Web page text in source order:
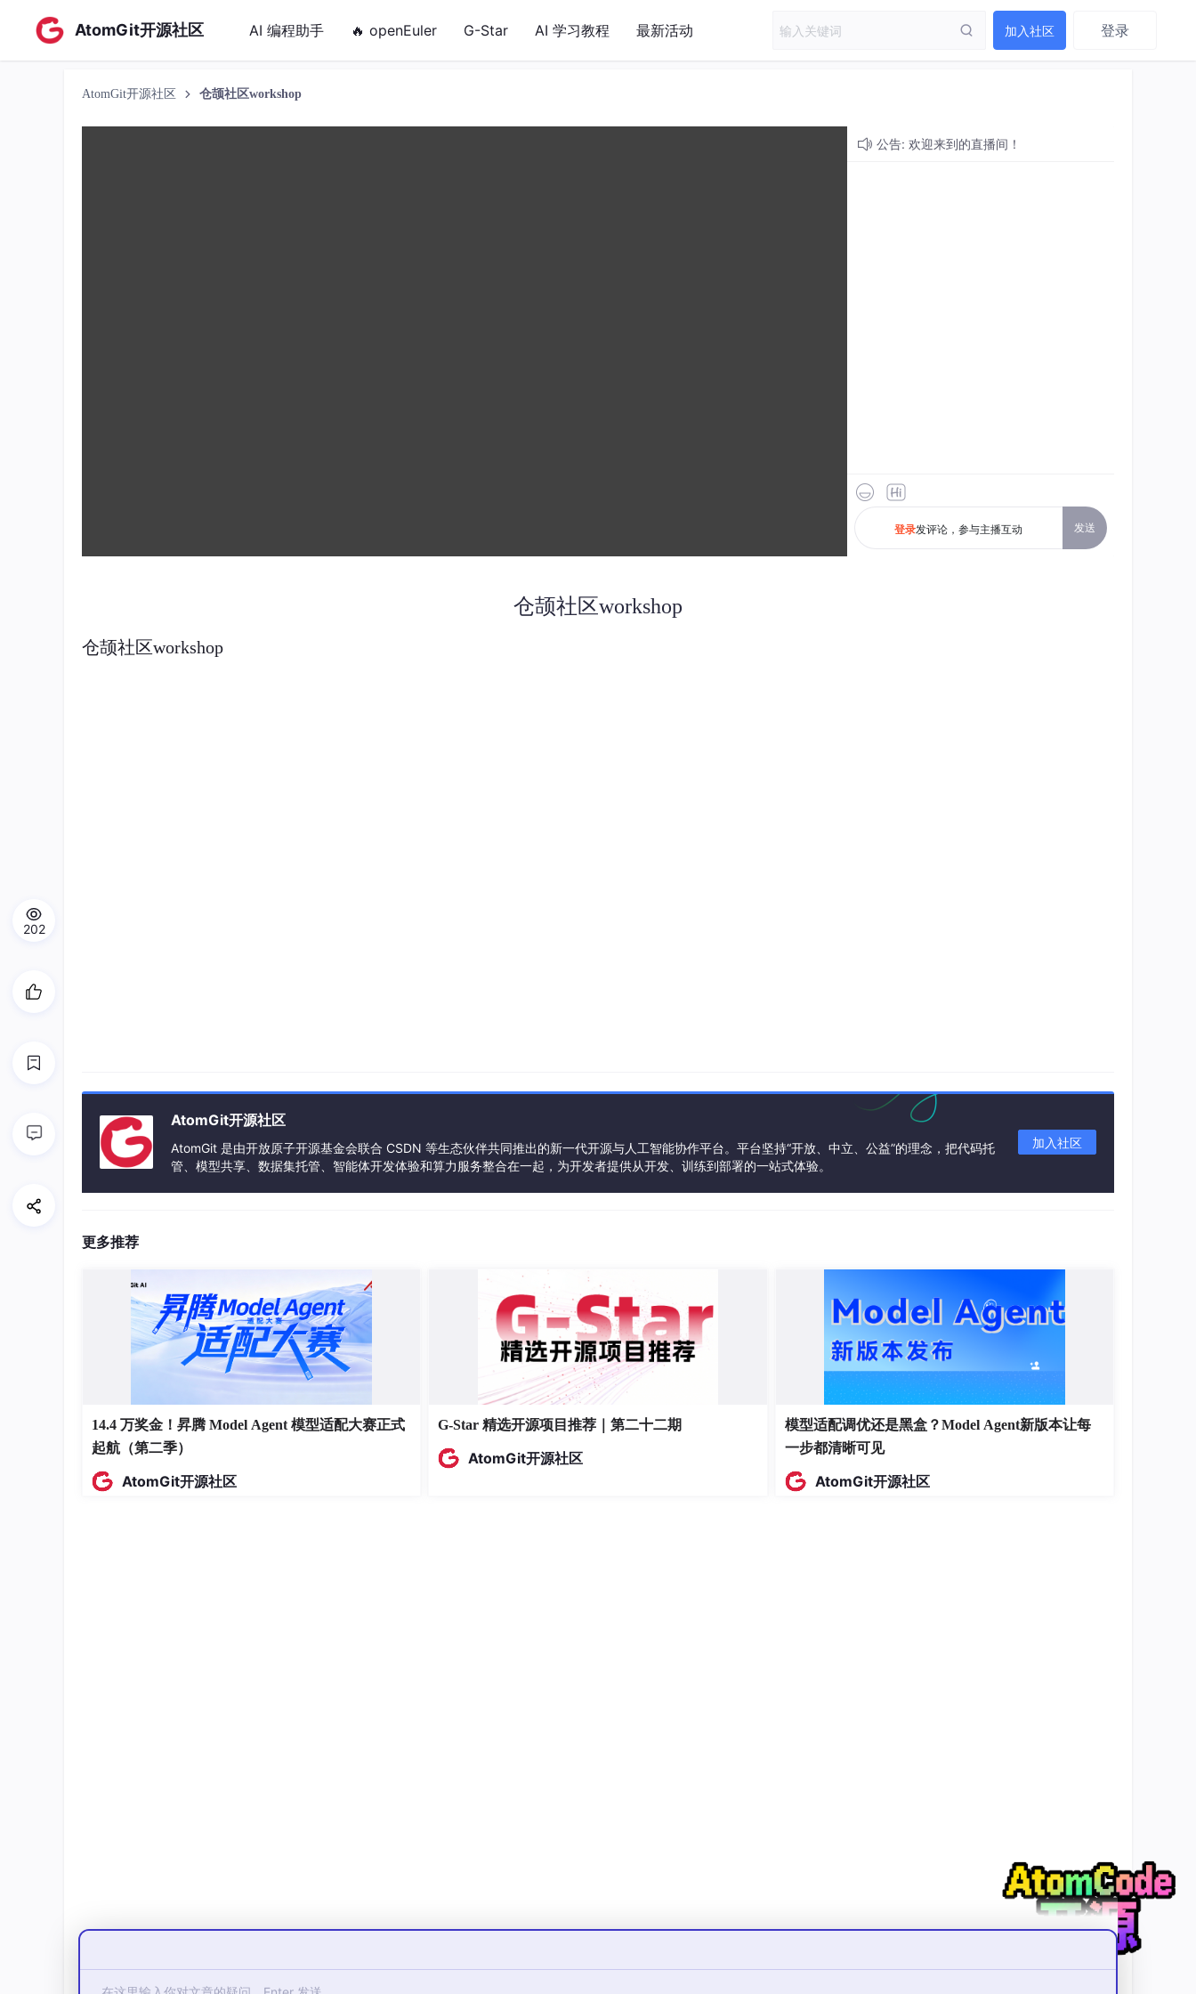
AtomGit开源社区 AI 编程助手 🔥 openEuler G-Star AI 学习教程 最新活动 加入社区 登录
AtomGit开源社区 仓颉社区workshop
仓颉社区workshop
仓颉社区workshop
AtomGit开源社区
AtomGit 是由开放原子开源基金会联合 CSDN 等生态伙伴共同推出的新一代开源与人工智能协作平台。平台坚持“开放、中立、公益”的理念，把代码托
管、模型共享、数据集托管、智能体开发体验和算力服务整合在一起，为开发者提供从开发、训练到部署的一站式体验。
加入社区
更多推荐
14.4 万奖金！昇腾 Model Agent 模型适配大赛正式
起航（第二季）
AtomGit开源社区
G-Star 精选开源项目推荐｜第二十二期
AtomGit开源社区
模型适配调优还是黑盒？Model Agent新版本让每
一步都清晰可见
AtomGit开源社区
202